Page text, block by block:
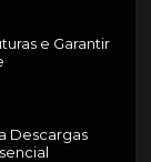
e Garantir
Descargas